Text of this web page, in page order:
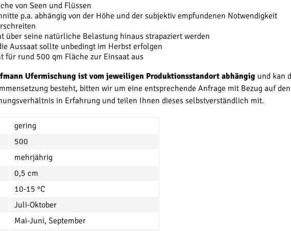
von Seen und Flüssen
p.a. abhängig von der Höhe und der subjektiv empfundenen Notwendigkeit
über seine natürliche Belastung hinaus strapaziert werden
Aussaat sollte unbedingt im Herbst erfolgen
für rund 500 qm Fläche zur Einsaat aus
Ufermischung ist vom jeweiligen Produktionsstandort abhängig und kan
besteht, bitten wir um eine entsprechende Anfrage mit Bezug auf
in Erfahrung und teilen Ihnen dieses selbstverständlich mit.
gering
500
mehrjährig
0,5 cm
10-15 °C
Juli-Oktober
Mai-Juni, September